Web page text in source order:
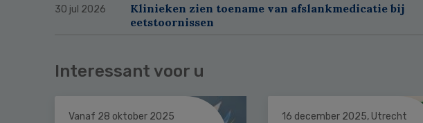
30 jul 2026
Klinieken zien toename van afslankmedicatie bij
eetstoornissen
Interessant voor u
Vanaf 28 oktober 2025 16 december 2025, Utrecht